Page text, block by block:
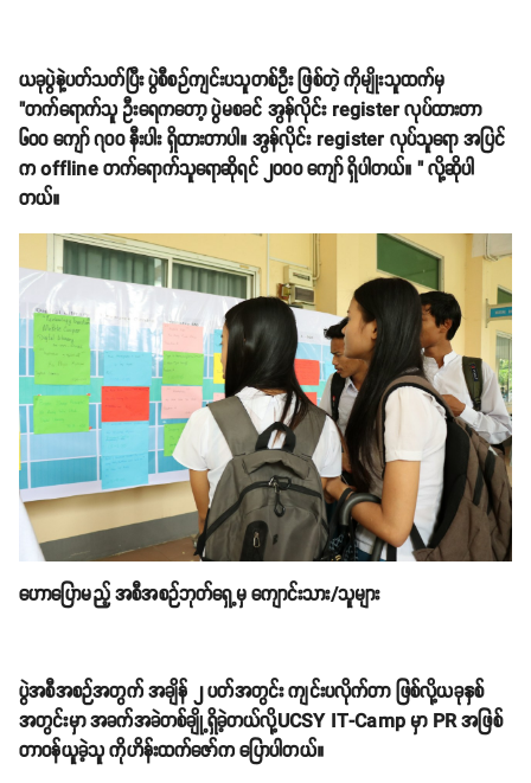
ယခုပွဲနဲ့ပတ်သတ်ပြီး ပွဲစီစဉ်ကျင်းပသူတစ်ဦး ဖြစ်တဲ့ ကိုမျိုးသူထက်မှ
"တက်ရောက်သူ ဦးရေကတော့ ပွဲမစခင် အွန်လိုင်း register လုပ်ထားတာ
၆၀၀ ကျော် ၇၀၀ နီးပါး ရှိထားတာပါ။ အွန်လိုင်း register လုပ်သူရော အပြင်
က offline တက်ရောက်သူရောဆိုရင် ၂၀၀၀ ကျော် ရှိပါတယ်။ " လို့ဆိုပါ
တယ်။
ဟောပြောမည့် အစီအစဉ်ဘုတ်ရှေ့မှ ကျောင်းသား/သူများ
ပွဲအစီအစဉ်အတွက် အချိန် ၂ ပတ်အတွင်း ကျင်းပလိုက်တာ ဖြစ်လို့ယခုနှစ်
အတွင်းမှာ အခက်အခဲတစ်ချို့ရှိခဲ့တယ်လို့UCSY IT-Camp မှာ PR အဖြစ်
တာဝန်ယူခဲ့သူ ကိုဟိန်းထက်ဇော်က ပြောပါတယ်။